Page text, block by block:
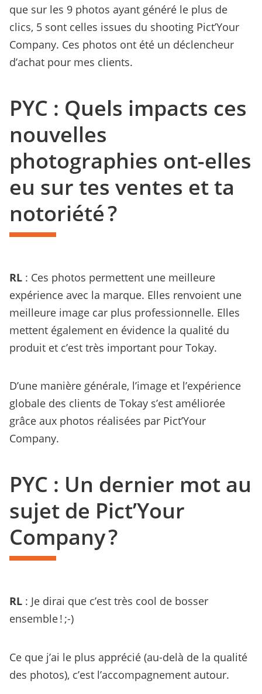
que sur les 9 photos ayant généré le plus de
clics, 5 sont celles issues du shooting Pict’Your
Company. Ces photos ont été un déclencheur
d’achat pour mes clients.
PYC : Quels impacts ces
nouvelles
photographies ont-elles
eu sur tes ventes et ta
notoriété ?
RL : Ces photos permettent une meilleure
expérience avec la marque. Elles renvoient une
meilleure image car plus professionnelle. Elles
mettent également en évidence la qualité du
produit et c’est très important pour Tokay.
D’une manière générale, l’image et l’expérience
globale des clients de Tokay s’est améliorée
grâce aux photos réalisées par Pict’Your
Company.
PYC : Un dernier mot au
sujet de Pict’Your
Company ?
RL : Je dirai que c’est très cool de bosser
ensemble ! ;-)
Ce que j’ai le plus apprécié (au-delà de la qualité
des photos), c’est l’accompagnement autour.